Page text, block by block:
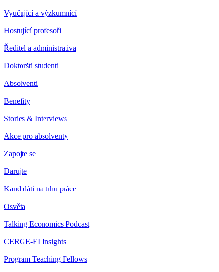
Vyučující a výzkumnící
Hostující profesoři
Ředitel a administrativa
Doktorští studenti
Absolventi
Benefity
Stories & Interviews
Akce pro absolventy
Zapojte se
Darujte
Kandidáti na trhu práce
Osvěta
Talking Economics Podcast
CERGE-EI Insights
Program Teaching Fellows